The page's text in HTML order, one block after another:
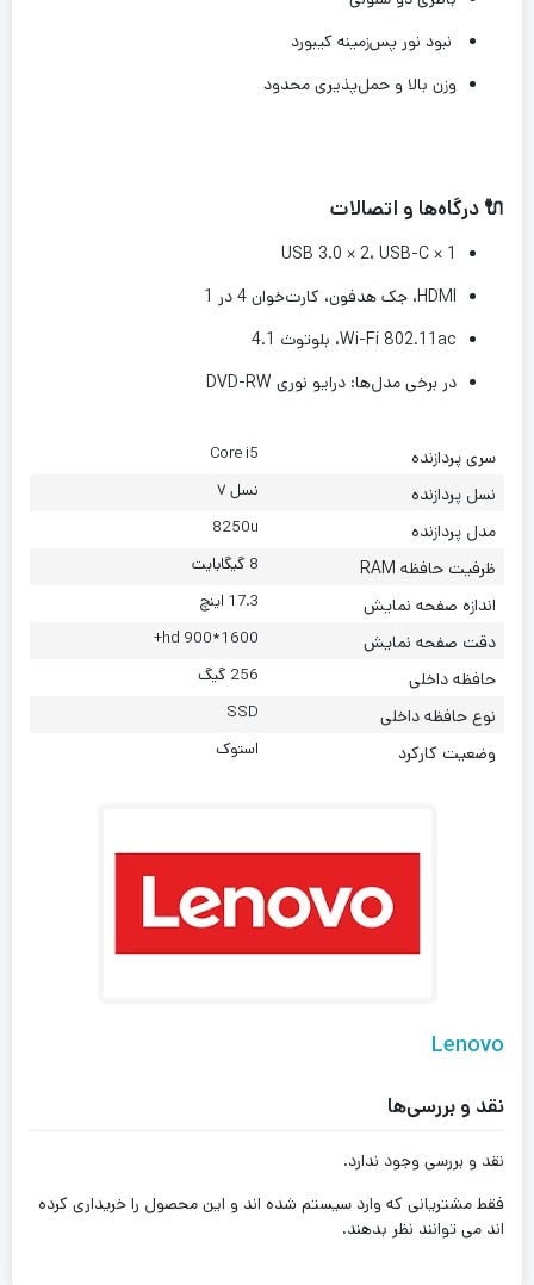
نبود نور پس‌زمینه کیبورد
وزن بالا و حمل‌پذیری محدود
🔌 درگاه‌ها و اتصالات
USB 3.0 × 2، USB-C × 1
HDMI، جک هدفون، کارت‌خوان 4 در 1
Wi-Fi 802.11ac، بلوتوث 4.1
در برخی مدل‌ها: درایو نوری DVD-RW
سری پردازنده Core i5
نسل پردازنده نسل ۷
مدل پردازنده 8250u
ظرفیت حافظه RAM 8 گیگابایت
اندازه صفحه نمایش 17.3 اینچ
دقت صفحه نمایش 1600*900 hd+
حافظه داخلی 256 گیگ
نوع حافظه داخلی SSD
وضعیت کارکرد استوک
Lenovo
نقد و بررسی‌ها
نقد و بررسی وجود ندارد.
فقط مشتریانی که وارد سیستم شده اند و این محصول را خریداری کرده
اند می توانند نظر بدهند.